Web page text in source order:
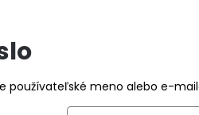
používateľské meno alebo e-